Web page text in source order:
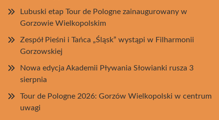
Lubuski etap Tour de Pologne zainaugurowany w
Gorzowie Wielkopolskim
Zespół Pieśni i Tańca „Śląsk” wystąpi w Filharmonii
Gorzowskiej
Nowa edycja Akademii Pływania Słowianki rusza 3
sierpnia
Tour de Pologne 2026: Gorzów Wielkopolski w centrum
uwagi